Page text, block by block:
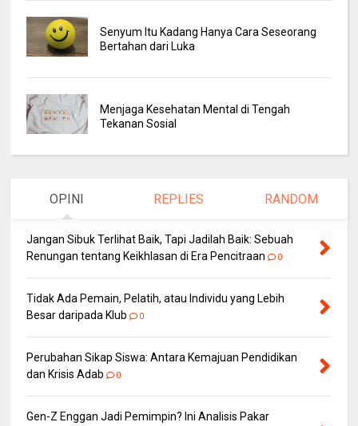
Senyum Itu Kadang Hanya Cara Seseorang
Bertahan dari Luka
Menjaga Kesehatan Mental di Tengah
Tekanan Sosial
OPINI REPLIES RANDOM
Jangan Sibuk Terlihat Baik, Tapi Jadilah Baik: Sebuah
Renungan tentang Keikhlasan di Era Pencitraan
0
Tidak Ada Pemain, Pelatih, atau Individu yang Lebih
Besar daripada Klub
0
Perubahan Sikap Siswa: Antara Kemajuan Pendidikan
dan Krisis Adab
0
Gen-Z Enggan Jadi Pemimpin? Ini Analisis Pakar